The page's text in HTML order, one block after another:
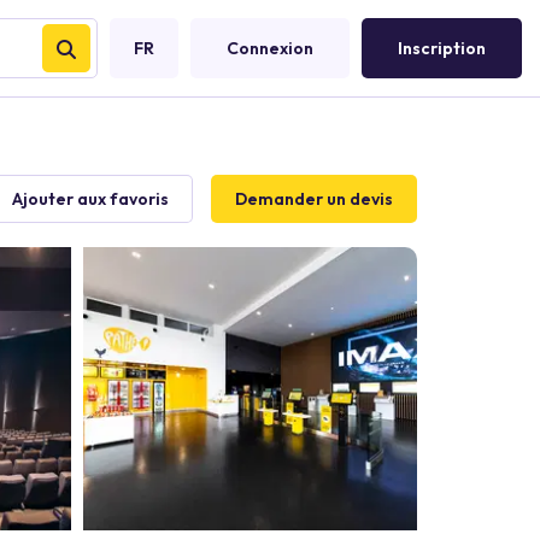
FR Connexion Inscription
Ajouter aux favoris Demander un devis